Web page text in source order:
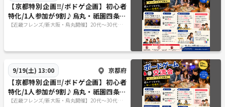
【京都特別企画‼️/ボドゲ企画】初心者
特化/1人参加が9割♪烏丸・祇園四条で
ボードゲーム企画/20代〜30代向け
【近畿フレンズ/新大阪・烏丸開催】20代〜30代向
9/19(土) 13:00 京都府
【京都特別企画‼️/ボドゲ企画】初心者
特化/1人参加が9割♪烏丸・祇園四条で
ボードゲーム企画/20代〜30代向け
【近畿フレンズ/新大阪・烏丸開催】20代〜30代向